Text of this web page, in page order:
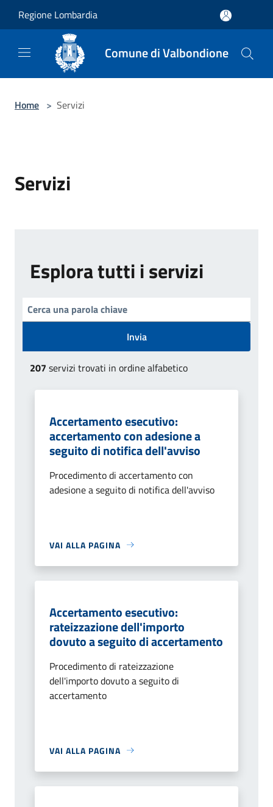
Regione Lombardia
Comune di Valbondione
Home > Servizi
Servizi
Esplora tutti i servizi
Invia
207 servizi trovati in ordine alfabetico
Accertamento esecutivo:
accertamento con adesione a
seguito di notifica dell'avviso
Procedimento di accertamento con
adesione a seguito di notifica dell'avviso
VAI ALLA PAGINA
Accertamento esecutivo:
rateizzazione dell'importo
dovuto a seguito di accertamento
Procedimento di rateizzazione
dell'importo dovuto a seguito di
accertamento
VAI ALLA PAGINA